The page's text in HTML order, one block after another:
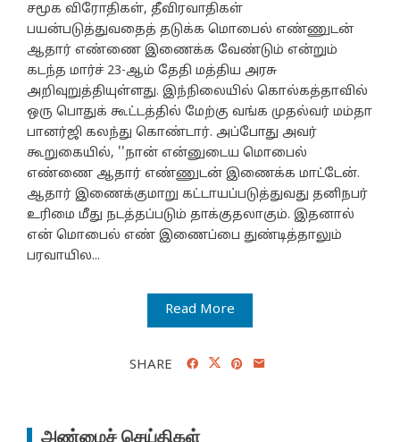
சமூக விரோதிகள், தீவிரவாதிகள்
பயன்படுத்துவதைத் தடுக்க மொபைல் எண்ணுடன்
ஆதார் எண்ணை இணைக்க வேண்டும் என்றும்
கடந்த மார்ச் 23-ஆம் தேதி மத்திய அரசு
அறிவுறுத்தியுள்ளது. இந்நிலையில் கொல்கத்தாவில்
ஒரு பொதுக் கூட்டத்தில் மேற்கு வங்க முதல்வர் மம்தா
பானர்ஜி கலந்து கொண்டார். அப்போது அவர்
கூறுகையில், ''நான் என்னுடைய மொபைல்
எண்ணை ஆதார் எண்ணுடன் இணைக்க மாட்டேன்.
ஆதார் இணைக்குமாறு கட்டாயப்படுத்துவது தனிநபர்
உரிமை மீது நடத்தப்படும் தாக்குதலாகும். இதனால்
என் மொபைல் எண் இணைப்பை துண்டித்தாலும்
பரவாயில...
Read More
SHARE
அண்மைச் செய்திகள்